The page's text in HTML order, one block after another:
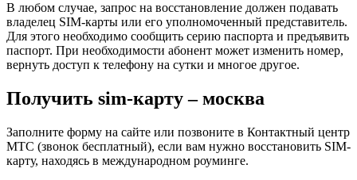
В любом случае, запрос на восстановление должен подавать
владелец SIM-карты или его уполномоченный представитель.
Для этого необходимо сообщить серию паспорта и предъявить
паспорт. При необходимости абонент может изменить номер,
вернуть доступ к телефону на сутки и многое другое.
Получить sim-карту – москва
Заполните форму на сайте или позвоните в Контактный центр
МТС (звонок бесплатный), если вам нужно восстановить SIM-
карту, находясь в международном роуминге.